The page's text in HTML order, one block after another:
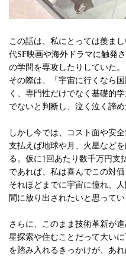
この話は、私にとっては羨ま
代SF映画や海外ドラマに触発
の学問を専攻したりしていた。
その際は、「宇宙に行くなら
く、専門性だけでなく基礎的
でないと判断し、泣く泣く諦め
しかし今では、コスト面や安
支払えば地球や月、火星など
る。仮に1回あたり数千万円支
であれば、私は喜んでこの対
それほどまでに宇宙に憧れ、
間に放り出されたいと思ってい
さらに、このまま技術革新が
星探索や住むことだって大い
を踏み入れるきっかけが、あ